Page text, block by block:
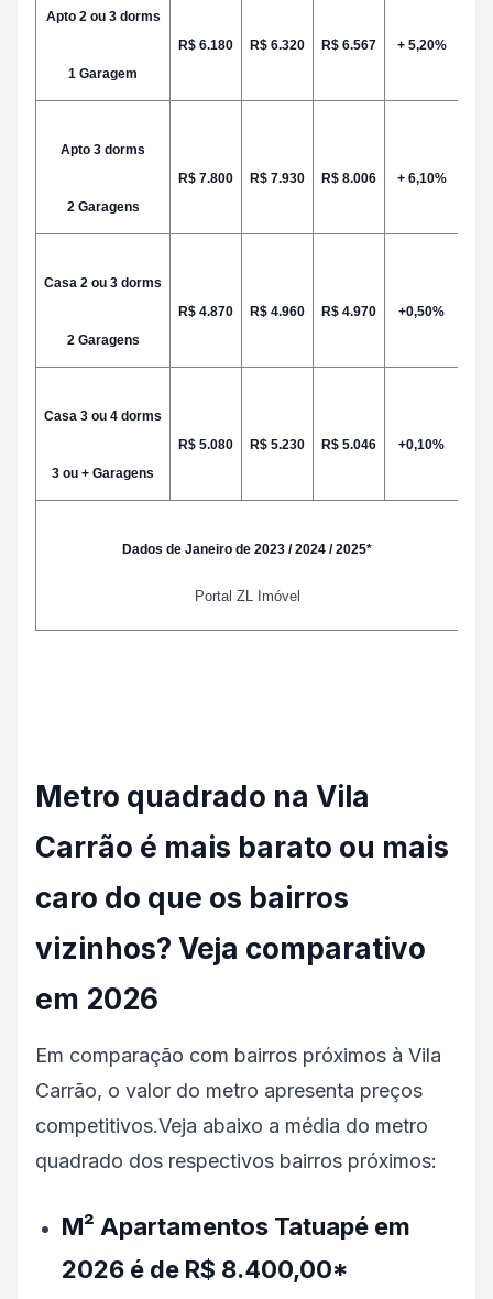
Apto 2 ou 3 dorms
1 Garagem
R$ 6.180 R$ 6.320 R$ 6.567 + 5,20%
Apto 3 dorms
2 Garagens
R$ 7.800 R$ 7.930 R$ 8.006 + 6,10%
Casa 2 ou 3 dorms
2 Garagens
R$ 4.870 R$ 4.960 R$ 4.970 +0,50%
Casa 3 ou 4 dorms
3 ou + Garagens
R$ 5.080 R$ 5.230 R$ 5.046 +0,10%
Dados de Janeiro de 2023 / 2024 / 2025*
Portal ZL Imóvel
Metro quadrado na Vila
Carrão é mais barato ou mais
caro do que os bairros
vizinhos? Veja comparativo
em 2026
Em comparação com bairros próximos à Vila
Carrão, o valor do metro apresenta preços
competitivos.Veja abaixo a média do metro
quadrado dos respectivos bairros próximos:
M² Apartamentos Tatuapé em
2026 é de R$ 8.400,00*